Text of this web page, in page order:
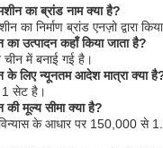
का ब्रांड नाम क्या है?
का निर्माण ब्रांड एनज़ो द्वारा
उत्पादन कहाँ किया जाता है?
में बनाई गई है।
के लिए न्यूनतम आदेश मात्रा क्या
1 सेट है।
मूल्य सीमा क्या है?
विन्यास के आधार पर 150,000 से